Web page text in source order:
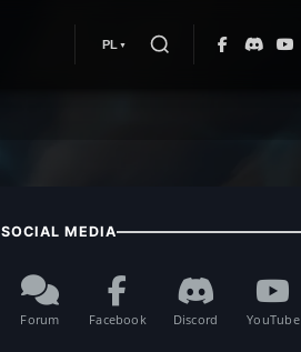
PL
SOCIAL MEDIA
Forum Facebook Discord YouTube